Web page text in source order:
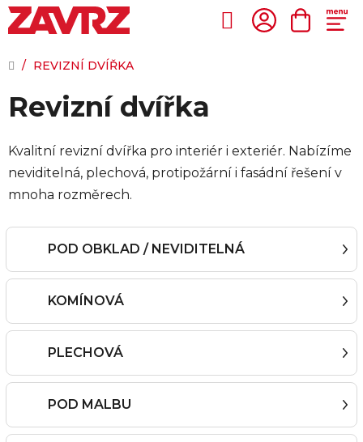
Přejít
na
Hledat
DOMŮ
/ REVIZNÍ DVÍŘKA
Revizní dvířka
Kvalitní revizní dvířka pro interiér i exteriér. Nabízíme
neviditelná, plechová, protipožární i fasádní řešení v
mnoha rozměrech.
POD OBKLAD / NEVIDITELNÁ
KOMÍNOVÁ
PLECHOVÁ
POD MALBU